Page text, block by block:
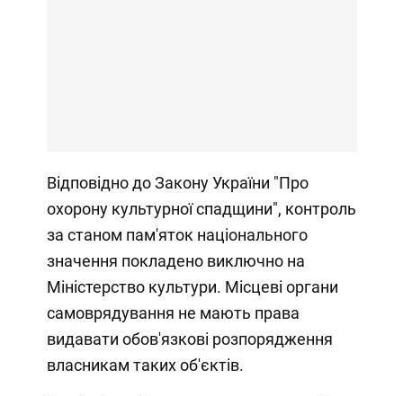
Відповідно до Закону України "Про
охорону культурної спадщини", контроль
за станом пам'яток національного
значення покладено виключно на
Міністерство культури. Місцеві органи
самоврядування не мають права
видавати обов'язкові розпорядження
власникам таких об'єктів.